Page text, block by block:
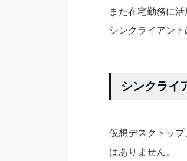
また在宅勤務に
シンクライアン
シンクライ
仮想デスクトッ
はありません。